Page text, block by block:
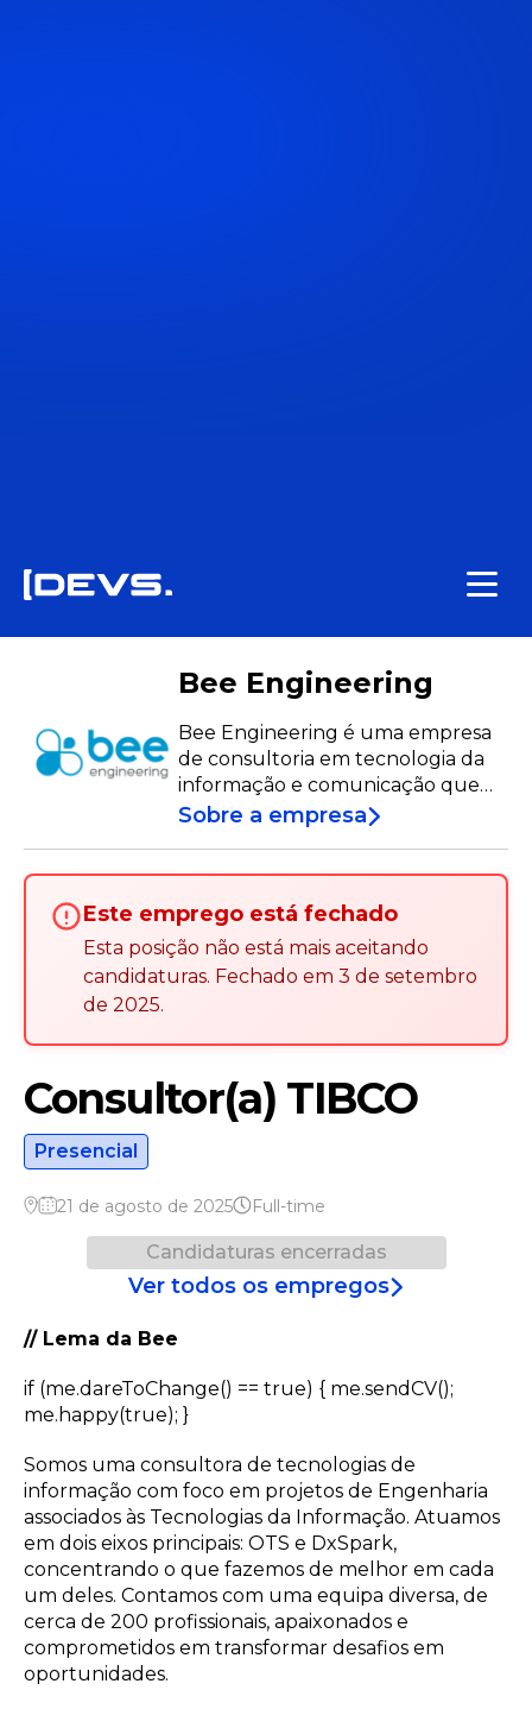
Bee Engineering
Bee Engineering é uma empresa
de consultoria em tecnologia da
informação e comunicação que
ajuda organizações a encontrar a
ir mais longe e alcançar um
propósito: o sucesso. A tecnologia
é o que nos inspira, e é através da
Junte-se à colmeia.
Sobre a empresa
Este emprego está fechado
Esta posição não está mais aceitando
candidaturas. Fechado em 3 de setembro
de 2025.
Consultor(a) TIBCO
Presencial
21 de agosto de 2025 Full-time
Candidaturas encerradas
Ver todos os empregos
// Lema da Bee
if (me.dareToChange() == true) { me.sendCV();
me.happy(true); }
Somos uma consultora de tecnologias de
informação com foco em projetos de Engenharia
associados às Tecnologias da Informação. Atuamos
em dois eixos principais: OTS e DxSpark,
concentrando o que fazemos de melhor em cada
um deles. Contamos com uma equipa diversa, de
cerca de 200 profissionais, apaixonados e
comprometidos em transformar desafios em
oportunidades.